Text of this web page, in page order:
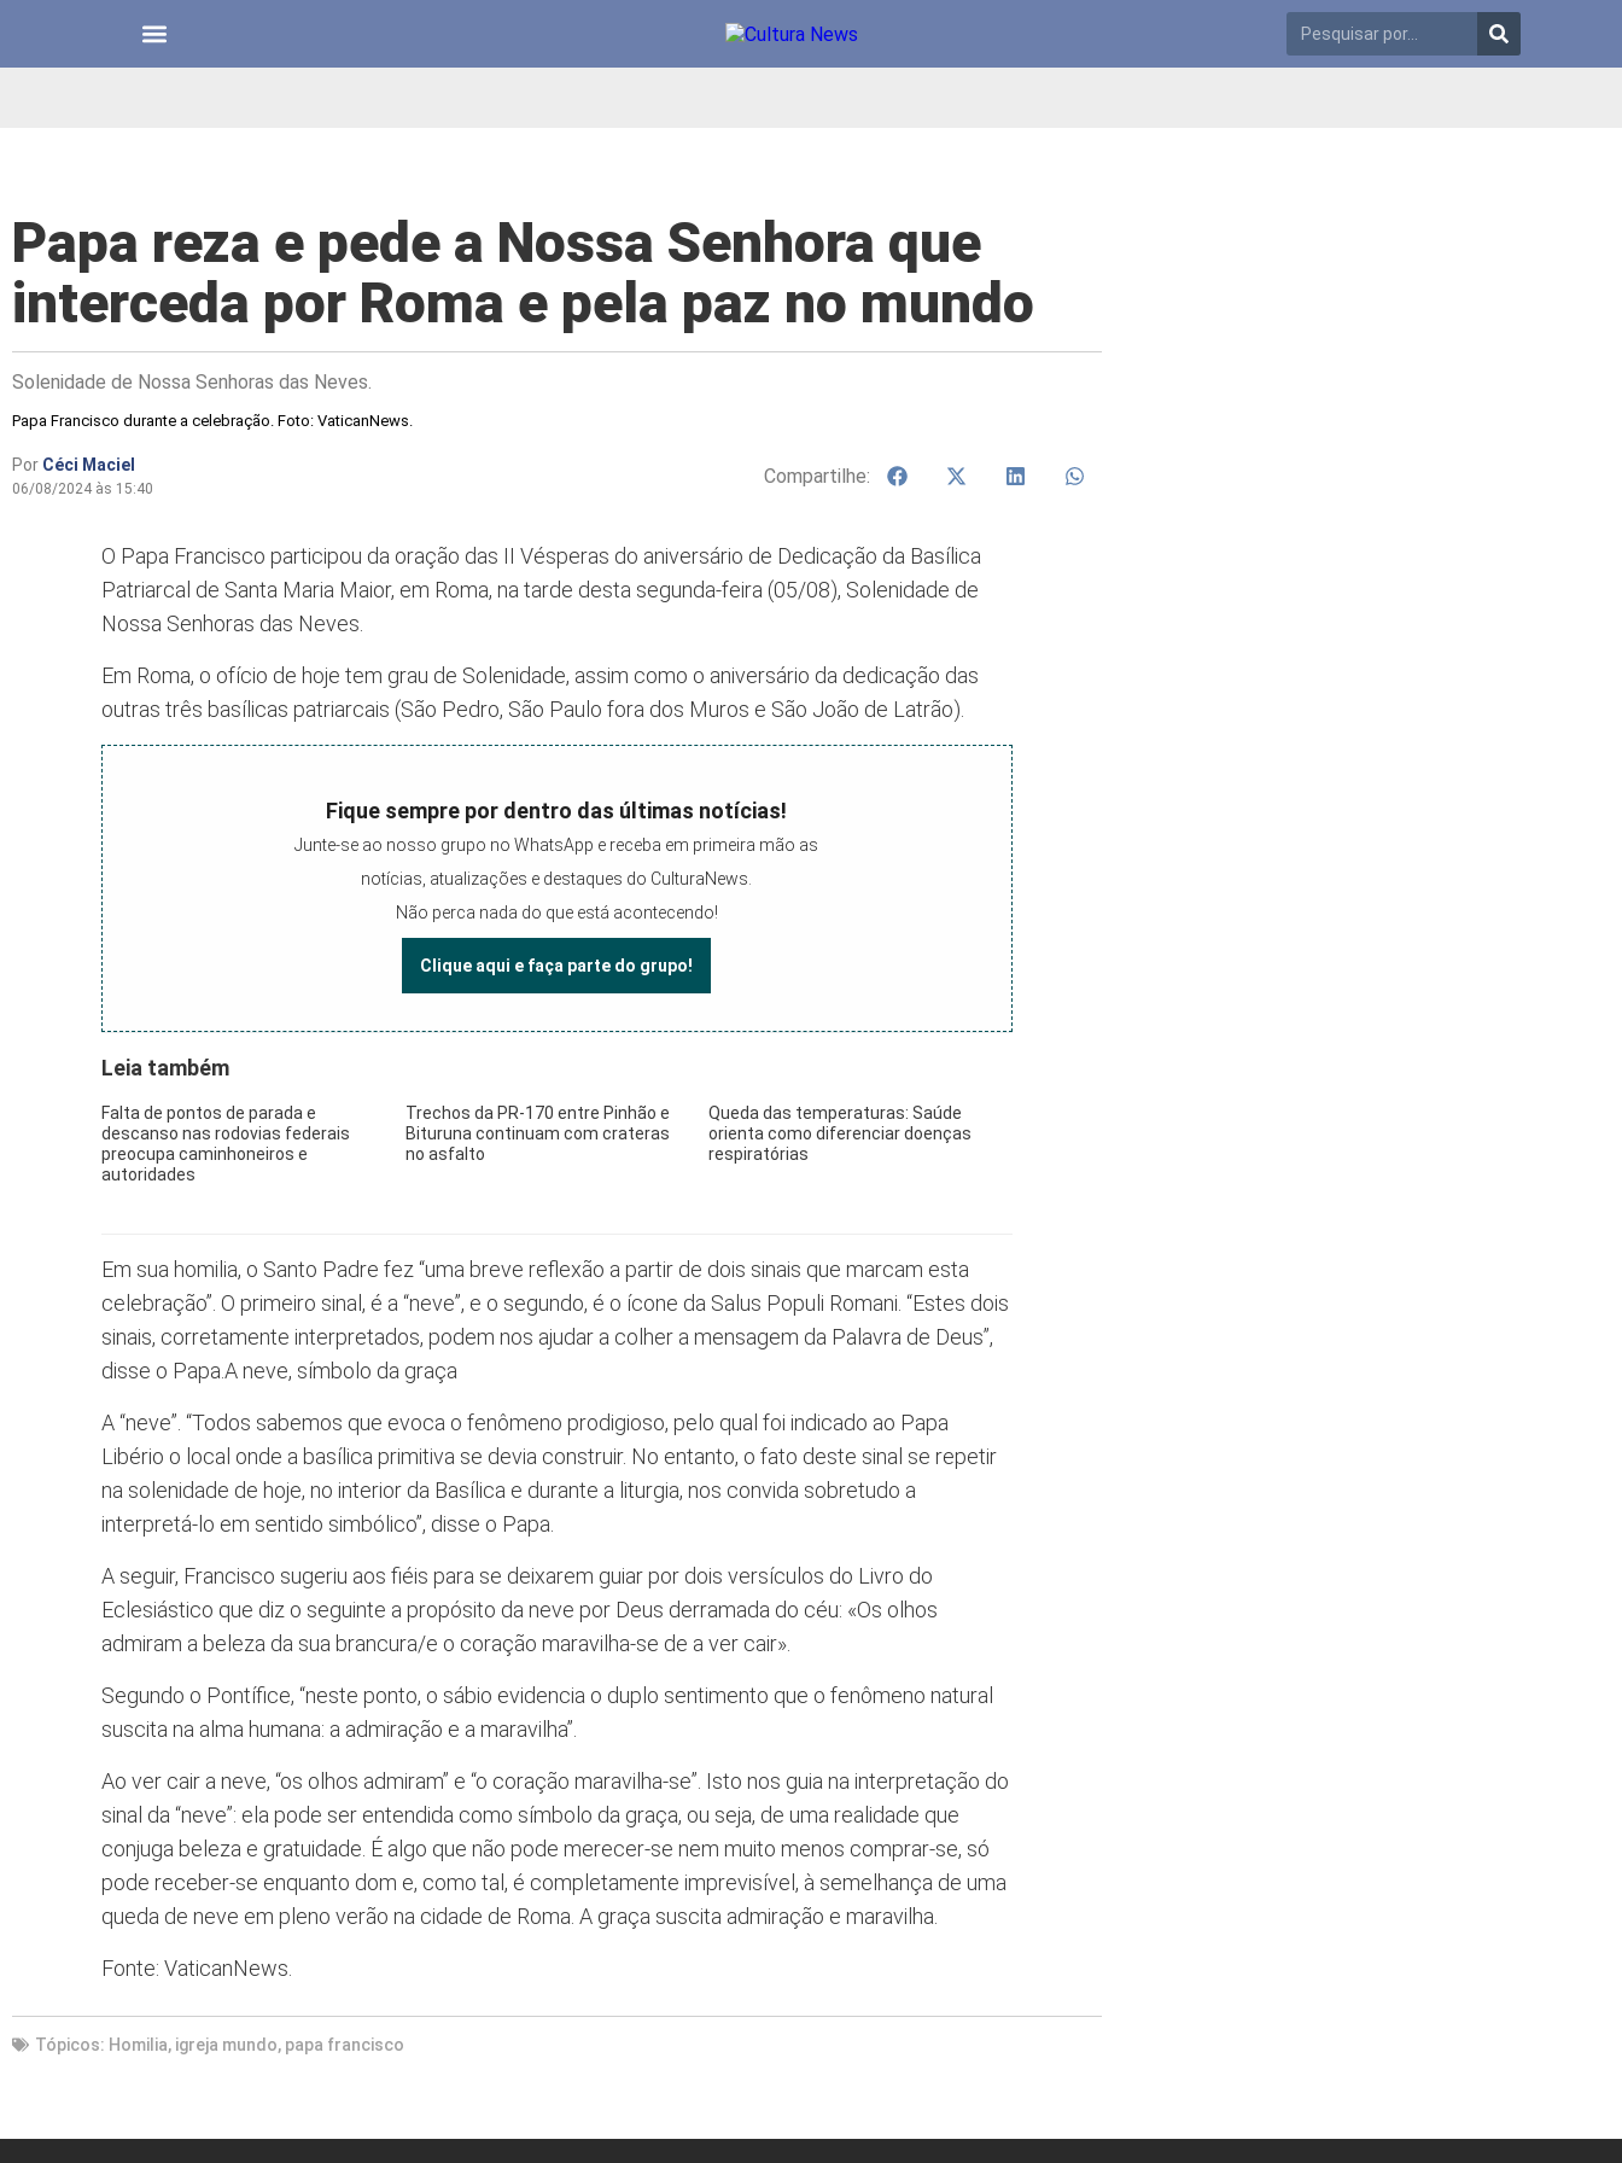
Papa reza e pede a Nossa Senhora que
interceda por Roma e pela paz no mundo
Solenidade de Nossa Senhoras das Neves.
Papa Francisco durante a celebração. Foto: VaticanNews.
Por Céci Maciel
06/08/2024 às 15:40
Compartilhe:
O Papa Francisco participou da oração das II Vésperas do aniversário de Dedicação da Basílica
Patriarcal de Santa Maria Maior, em Roma, na tarde desta segunda-feira (05/08), Solenidade de
Nossa Senhoras das Neves.
Em Roma, o ofício de hoje tem grau de Solenidade, assim como o aniversário da dedicação das
outras três basílicas patriarcais (São Pedro, São Paulo fora dos Muros e São João de Latrão).
Fique sempre por dentro das últimas notícias!
Junte-se ao nosso grupo no WhatsApp e receba em primeira mão as
notícias, atualizações e destaques do CulturaNews.
Não perca nada do que está acontecendo!
Clique aqui e faça parte do grupo!
Leia também
Falta de pontos de parada e
descanso nas rodovias federais
preocupa caminhoneiros e
autoridades
Trechos da PR-170 entre Pinhão e
Bituruna continuam com crateras
no asfalto
Queda das temperaturas: Saúde
orienta como diferenciar doenças
respiratórias
Em sua homilia, o Santo Padre fez “uma breve reflexão a partir de dois sinais que marcam esta
celebração”. O primeiro sinal, é a “neve”, e o segundo, é o ícone da Salus Populi Romani. “Estes dois
sinais, corretamente interpretados, podem nos ajudar a colher a mensagem da Palavra de Deus”,
disse o Papa.A neve, símbolo da graça
A “neve”. “Todos sabemos que evoca o fenômeno prodigioso, pelo qual foi indicado ao Papa
Libério o local onde a basílica primitiva se devia construir. No entanto, o fato deste sinal se repetir
na solenidade de hoje, no interior da Basílica e durante a liturgia, nos convida sobretudo a
interpretá-lo em sentido simbólico”, disse o Papa.
A seguir, Francisco sugeriu aos fiéis para se deixarem guiar por dois versículos do Livro do
Eclesiástico que diz o seguinte a propósito da neve por Deus derramada do céu: «Os olhos
admiram a beleza da sua brancura/e o coração maravilha-se de a ver cair».
Segundo o Pontífice, “neste ponto, o sábio evidencia o duplo sentimento que o fenômeno natural
suscita na alma humana: a admiração e a maravilha”.
Ao ver cair a neve, “os olhos admiram” e “o coração maravilha-se”. Isto nos guia na interpretação do
sinal da “neve”: ela pode ser entendida como símbolo da graça, ou seja, de uma realidade que
conjuga beleza e gratuidade. É algo que não pode merecer-se nem muito menos comprar-se, só
pode receber-se enquanto dom e, como tal, é completamente imprevisível, à semelhança de uma
queda de neve em pleno verão na cidade de Roma. A graça suscita admiração e maravilha.
Fonte: VaticanNews.
Tópicos: Homilia, igreja mundo, papa francisco